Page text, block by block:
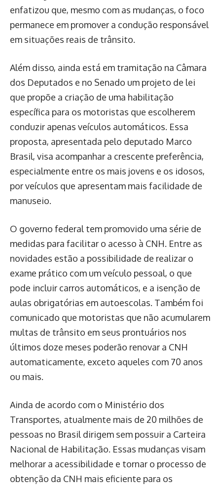
enfatizou que, mesmo com as mudanças, o foco
permanece em promover a condução responsável
em situações reais de trânsito.
Além disso, ainda está em tramitação na Câmara
dos Deputados e no Senado um projeto de lei
que propõe a criação de uma habilitação
específica para os motoristas que escolherem
conduzir apenas veículos automáticos. Essa
proposta, apresentada pelo deputado Marco
Brasil, visa acompanhar a crescente preferência,
especialmente entre os mais jovens e os idosos,
por veículos que apresentam mais facilidade de
manuseio.
O governo federal tem promovido uma série de
medidas para facilitar o acesso à CNH. Entre as
novidades estão a possibilidade de realizar o
exame prático com um veículo pessoal, o que
pode incluir carros automáticos, e a isenção de
aulas obrigatórias em autoescolas. Também foi
comunicado que motoristas que não acumularem
multas de trânsito em seus prontuários nos
últimos doze meses poderão renovar a CNH
automaticamente, exceto aqueles com 70 anos
ou mais.
Ainda de acordo com o Ministério dos
Transportes, atualmente mais de 20 milhões de
pessoas no Brasil dirigem sem possuir a Carteira
Nacional de Habilitação. Essas mudanças visam
melhorar a acessibilidade e tornar o processo de
obtenção da CNH mais eficiente para os